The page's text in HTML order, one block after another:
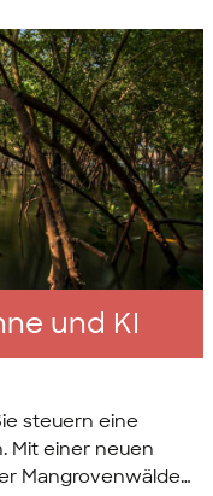
und KI
steuern eine
Mit einer neuen
Mangrovenwälder